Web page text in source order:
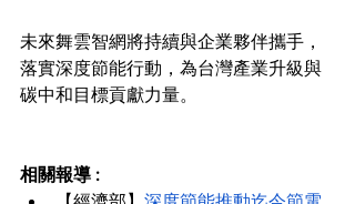
未來舞雲智網將持續與企業夥伴攜手，
落實深度節能行動，為台灣產業升級與
碳中和目標貢獻力量。
相關報導 :